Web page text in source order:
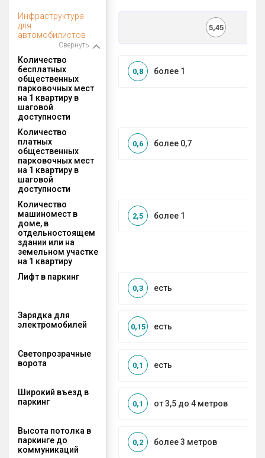
Инфраструктура
для
автомобилистов
Свернуть
5,45
Количество
бесплатных
общественных
парковочных мест
на 1 квартиру в
шаговой
доступности
более 1
0,8
Количество
платных
общественных
парковочных мест
на 1 квартиру в
шаговой
доступности
более 0,7
0,6
Количество
машиномест в
доме, в
отдельностоящем
здании или на
земельном участке
на 1 квартиру
более 1
2,5
Лифт в паркинг
есть
0,3
Зарядка для
электромобилей
есть
0,15
Светопрозрачные
ворота
есть
0,1
Широкий въезд в
паркинг
от 3,5 до 4 метров
0,1
Высота потолка в
паркинге до
коммуникаций
более 3 метров
0,2